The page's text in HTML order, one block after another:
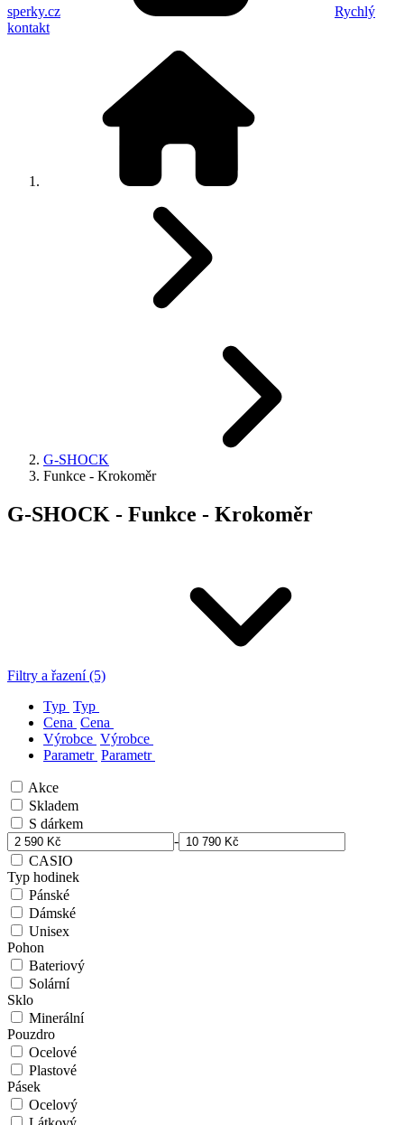
sperky.cz
Rychlý
kontakt
G-SHOCK
Funkce - Krokoměr
G-SHOCK - Funkce - Krokoměr
Filtry a řazení (5)
Typ Typ
Cena Cena
Výrobce Výrobce
Parametr Parametr
Akce
Skladem
S dárkem
-
CASIO
Typ hodinek
Pánské
Dámské
Unisex
Pohon
Bateriový
Solární
Sklo
Minerální
Pouzdro
Ocelové
Plastové
Pásek
Ocelový